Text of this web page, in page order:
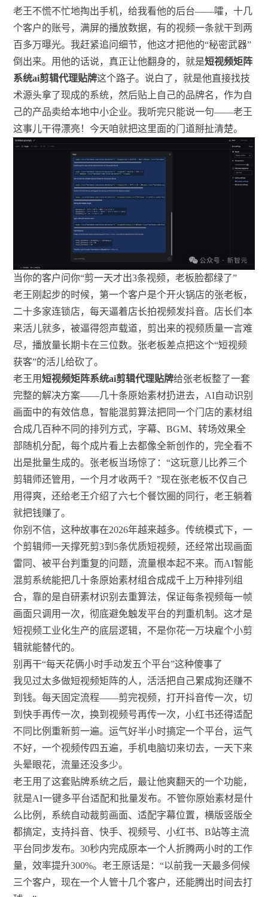
老王不慌不忙地掏出手机，给我看他的后台——嚯，十几
个客户的账号，满屏的播放数据，有的视频一条就干到两
百多万曝光。我赶紧追问细节，他这才把他的“秘密武器”
倒出来。用他的话说，真正让他翻身的，就是短视频矩阵
系统ai剪辑代理贴牌这个路子。说白了，就是他直接找技
术源头拿了现成的系统，然后贴上自己的品牌名，作为自
己的产品卖给本地中小企业。我听完只能说一句——老王
这事儿干得漂亮！今天咱就把这里面的门道掰扯清楚。
当你的客户问你“剪一天才出3条视频，老板脸都绿了”
老王刚起步的时候，第一个客户是个开火锅店的张老板，
二十多家连锁店，每天逼着店长拍视频发抖音。店长们本
来活儿就多，被逼得怨声载道，剪出来的视频质量一言难
尽，播放量长期卡在三位数。张老板差点把这个“短视频
获客”的活儿给砍了。
老王用短视频矩阵系统ai剪辑代理贴牌给张老板整了一套
完整的解决方案——几十条原始素材扔进去，AI自动识别
画面中的有效信息，智能混剪算法把同一个门店的素材组
合成几百种不同的排列方式，字幕、BGM、转场效果全
部随机分配，每个成片看上去都像全新创作的，完全看不
出是批量生成的。张老板当场惊了：“这玩意儿比养三个
剪辑师还管用，一个月才收两千？”现在张老板不仅自己
用得爽，还给老王介绍了六七个餐饮圈的同行，老王躺着
就把钱赚了。
你别不信，这种故事在2026年越来越多。传统模式下，一
个剪辑师一天撑死剪3到5条优质短视频，还经常出现画面
雷同、被平台判重复的问题，流量根本起不来。而AI智能
混剪系统能把几十条原始素材组合成成千上万种排列组
合，靠的是自研素材识别去重算法，保证每条视频每一帧
画面只调用一次，彻底避免触发平台的判重机制。这才是
短视频工业化生产的底层逻辑，不是你花一万块雇个小剪
辑就能替代的。
别再干“每天花俩小时手动发五个平台”这种傻事了
我见过太多做短视频矩阵的人，活活把自己累成狗还赚不
到钱。每天固定流程——剪完视频，打开抖音传一次，切
到快手再传一次，换到视频号再传一次，小红书还得适配
不同比例重新剪一遍。运气好半小时搞定一个平台，运气
不好，一个视频传四五遍，手机电脑切来切去，一天下来
头晕眼花，流量还没多少。
老王用了这套贴牌系统之后，最让他爽翻天的一个功能，
就是AI一键多平台适配和批量发布。不管你原始素材是什
么比例，系统自动裁剪画面、适配字幕位置，横版竖版全
都搞定，支持抖音、快手、视频号、小红书、B站等主流
平台同步发布。30秒内完成原本一个人折腾两小时的工作
量，效率提升300%。老王原话是：“以前我一天最多伺候
三个客户，现在一个人管十几个客户，还能腾出时间去打